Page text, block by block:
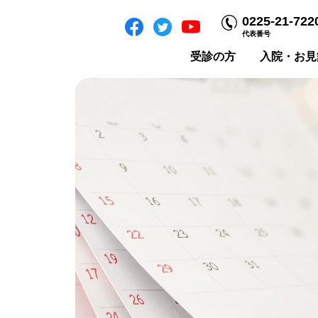
0225-21-
代表番号
受診の方 入院・お